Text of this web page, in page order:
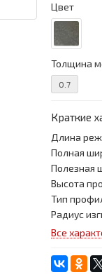
Цвет
Толщина
0.7
Краткие
Длина
Полная
Полезная
Высота
Тип
Радиус
Все